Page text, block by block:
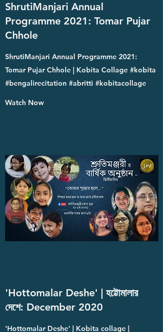
ShrutiManjari Annual
Programme 2021: Tomar Pujar
Chhole
ShrutiManjari Annual Programme 2021:
Tomar Pujar Chhole | Kobita Collage #kobita
#bengalirecitation #abritti #kobitacollage
Watch Now
'Hottomalar Deshe' | হট্টোমালার
দেশে: December 2020
'Hottomalar Deshe' | Kobita collage |